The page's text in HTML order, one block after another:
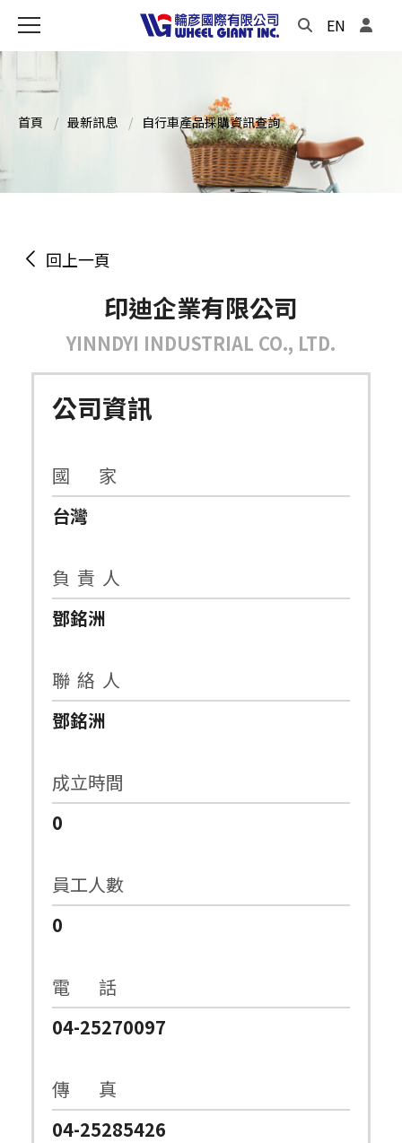
EN
首頁 最新訊息 自行車產品採購資訊查詢
回上一頁
印迪企業有限公司
YINNDYI INDUSTRIAL CO., LTD.
公司資訊
國 家
台灣
負 責 人
鄧銘洲
聯 絡 人
鄧銘洲
成立時間
0
員工人數
0
電 話
04-25270097
傳 真
04-25285426